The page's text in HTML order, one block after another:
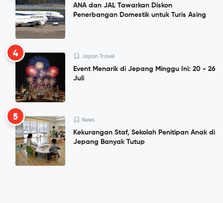
ANA dan JAL Tawarkan Diskon
Penerbangan Domestik untuk Turis Asing
4 Japan Travel
Event Menarik di Jepang Minggu Ini: 20 - 26
Juli
5 News
Kekurangan Staf, Sekolah Penitipan Anak di
Jepang Banyak Tutup